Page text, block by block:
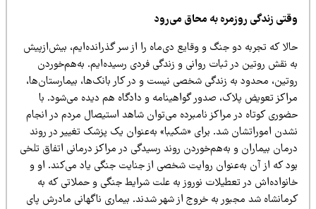
زندگی روزمره به محاق میرود
که تجربه دو جنگ و وقایع دی‌ماه را از سر گذرانده‌ایم، بیش‌ازپیش
نقش روتین در ثبات روانی و زندگی فردی رسیده‌ایم. به‌هم‌خوردن
محدود به زندگی شخصی نیست و در کار بانک‌ها، بیمارستان‌ها،
تعویض پلاک، صدور گواهینامه و دادگاه هم دیده می‌شود. با
کوتاه در مراکز نامبرده می‌توان شاهد استیصال مردم در انجام
اموراتشان شد. برای «شکیبا» به‌عنوان یک پزشک تغییر در روند
بیماران و به‌هم‌خوردن روند رسیدگی در مراکز درمانی اتفاق تلخی
که از آن به‌عنوان روایت شخصی از جنایت جنگی یاد می‌کند. او و
در تعطیلات نوروز به علت شرایط جنگی و حملاتی که به
شد مجبور به خروج از شهر شدند. بیماری ناگهانی مادرش پای